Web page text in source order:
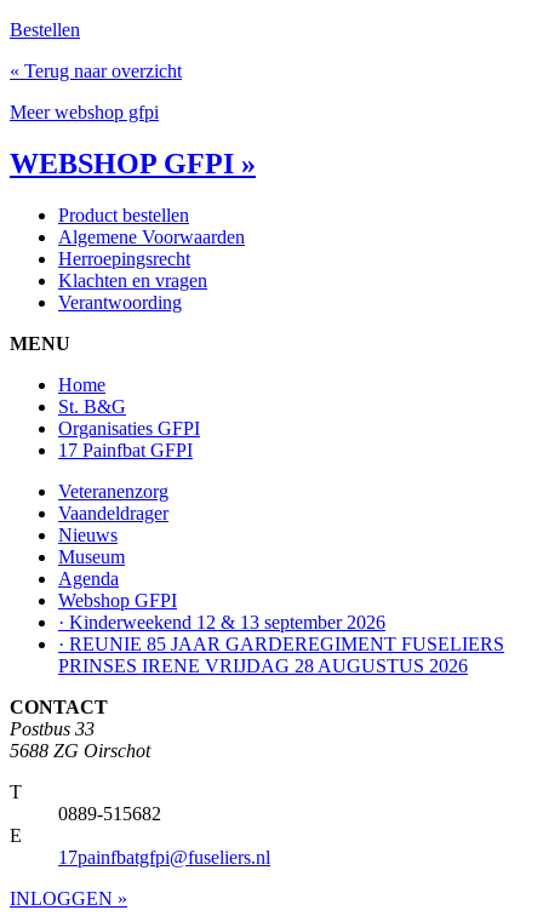
Bestellen
« Terug naar overzicht
Meer webshop gfpi
WEBSHOP GFPI »
Product bestellen
Algemene Voorwaarden
Herroepingsrecht
Klachten en vragen
Verantwoording
MENU
Home
St. B&G
Organisaties GFPI
17 Painfbat GFPI
Veteranenzorg
Vaandeldrager
Nieuws
Museum
Agenda
Webshop GFPI
· Kinderweekend 12 & 13 september 2026
· REUNIE 85 JAAR GARDEREGIMENT FUSELIERS
PRINSES IRENE VRIJDAG 28 AUGUSTUS 2026
CONTACT
Postbus 33
5688 ZG Oirschot
T
0889-515682
E
17painfbatgfpi@fuseliers.nl
INLOGGEN »